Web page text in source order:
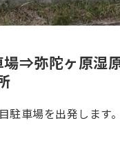
場⇒弥陀ヶ原湿
駐車場を出発します